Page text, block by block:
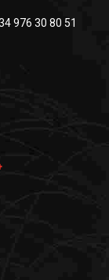
976 30 80 51